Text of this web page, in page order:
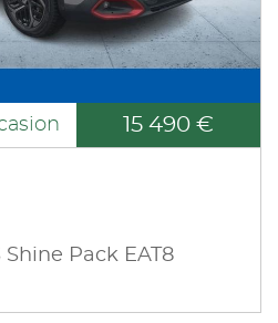
15 490 €
Shine Pack EAT8